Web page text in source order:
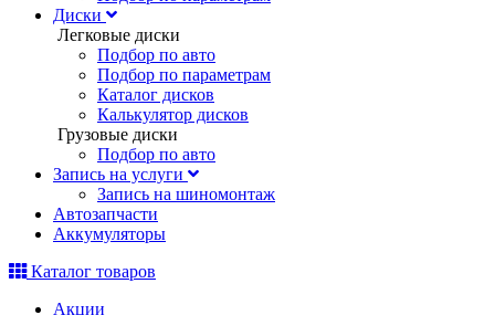
Диски
Легковые диски
Подбор по авто
Подбор по параметрам
Каталог дисков
Калькулятор дисков
Грузовые диски
Подбор по авто
Запись на услуги
Запись на шиномонтаж
Автозапчасти
Аккумуляторы
Каталог товаров
Акции